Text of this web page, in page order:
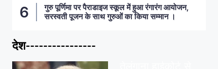
गुरु पूर्णिमा पर पैराडाइज स्कूल में हुआ रंगारंग आयोजन,
सरस्वती पूजन के साथ गुरुओं का किया सम्मान ।
देश----------------